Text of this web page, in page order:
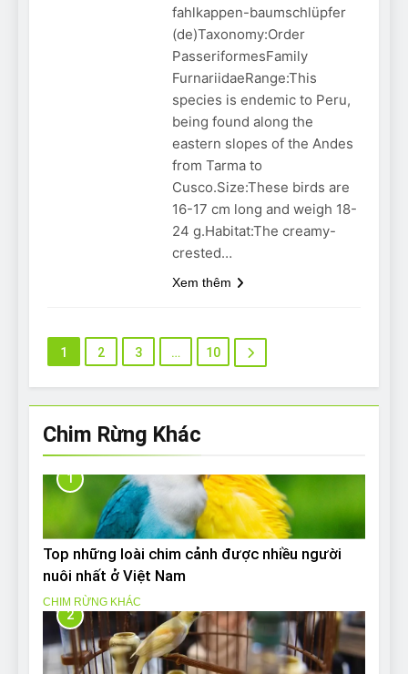
Chim Rừng Khác
1
Top những loài chim cảnh được nhiều người
nuôi nhất ở Việt Nam
CHIM RỪNG KHÁC
2
fahlkappen-baumschlüpfer
(de)Taxonomy:Order
PasseriformesFamily
FurnariidaeRange:This
species is endemic to Peru,
being found along the
eastern slopes of the Andes
from Tarma to
Cusco.Size:These birds are
16-17 cm long and weigh 18-
24 g.Habitat:The creamy-
crested…
Xem thêm
1 2 3 … 10